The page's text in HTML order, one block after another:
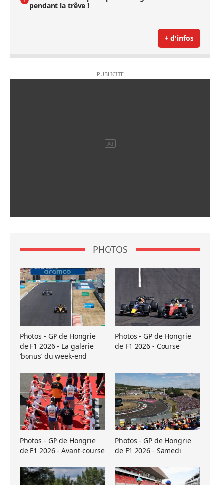
pendant la trêve !
+ d'infos
PHOTOS
Photos - GP de Hongrie
de F1 2026 - La galerie
’bonus’ du week-end
Photos - GP de Hongrie
de F1 2026 - Course
Photos - GP de Hongrie
de F1 2026 - Avant-course
Photos - GP de Hongrie
de F1 2026 - Samedi